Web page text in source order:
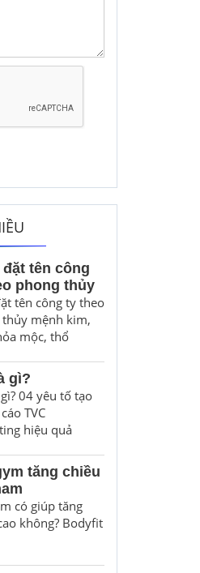
đặt tên công
phong thủy
tên công ty theo
mệnh kim,
mộc, thổ
gì?
gì? 04 yêu tố tạo
TVC
hiệu quả
tăng chiều
có giúp tăng
không? Bodyfit